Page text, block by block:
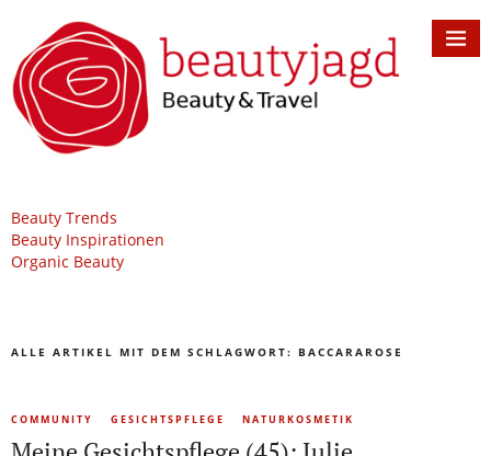
Beauty Trends
Beauty Inspirationen
Organic Beauty
ALLE ARTIKEL MIT DEM SCHLAGWORT: BACCARAROSE
COMMUNITY GESICHTSPFLEGE NATURKOSMETIK